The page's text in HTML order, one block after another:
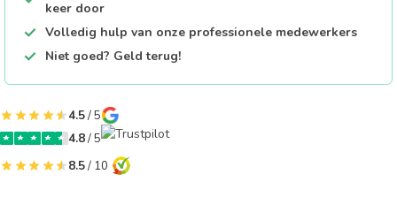
keer door
Volledig hulp van onze professionele medewerkers
Niet goed? Geld terug!
4.5/ 5
4.8/ 5
8.5/ 10